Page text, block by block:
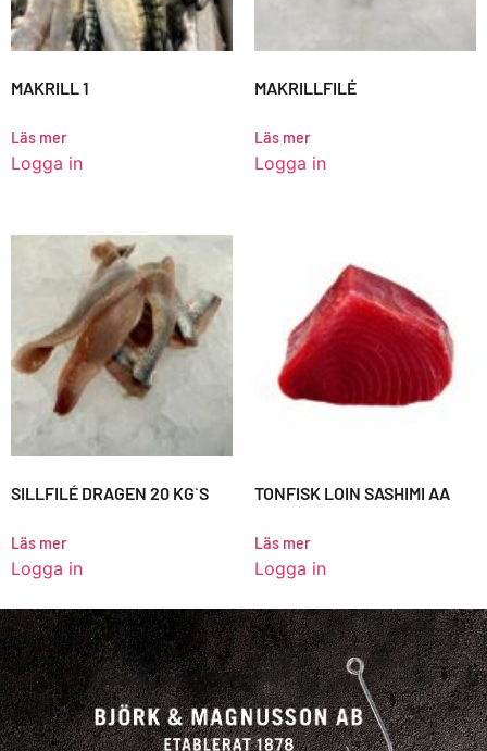
MAKRILL 1
Läs mer
Logga in
MAKRILLFILÉ
Läs mer
Logga in
SILLFILÉ DRAGEN 20 KG`S
Läs mer
Logga in
TONFISK LOIN SASHIMI AA
Läs mer
Logga in